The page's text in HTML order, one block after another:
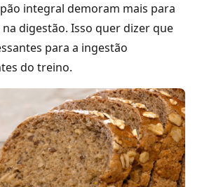
integral demoram mais para
digestão. Isso quer dizer que
para a ingestão
do treino.